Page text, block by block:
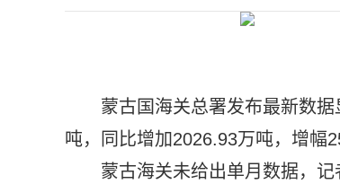
蒙古国海关总署发布最新数
吨，同比增加2026.93万吨，增幅
蒙古海关未给出单月数据，